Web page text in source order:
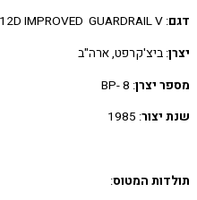
: ביצ'קרפט, ארה"ב
יצרן: 8 -BP
: 1985
המטוס: